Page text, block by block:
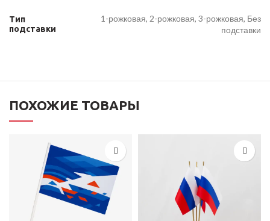
Тип
подставки
1-рожковая, 2-рожковая, 3-рожковая, Без
подставки
ПОХОЖИЕ ТОВАРЫ